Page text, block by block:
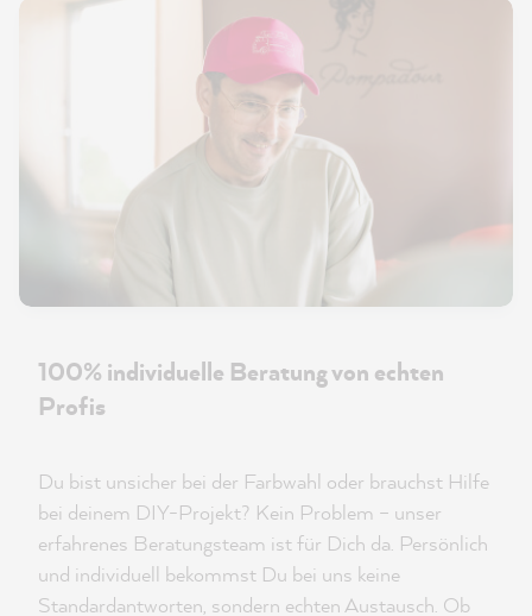
100% individuelle Beratung von echten
Profis
Du bist unsicher bei der Farbwahl oder brauchst Hilfe
bei deinem DIY-Projekt? Kein Problem – unser
erfahrenes Beratungsteam ist für Dich da. Persönlich
und individuell bekommst Du bei uns keine
Standardantworten, sondern echten Austausch. Ob